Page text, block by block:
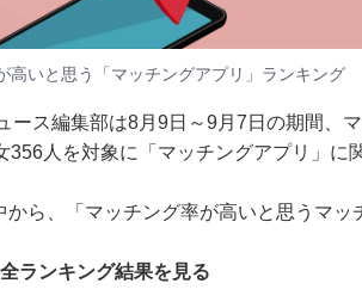
高いと思う「マッチングアプリ」ランキング
ース編集部は8月9日～9月7日の期間、
356人を対象に「マッチングアプリ」に
から、「マッチング率が高いと思うマッ
ランキング結果を見る